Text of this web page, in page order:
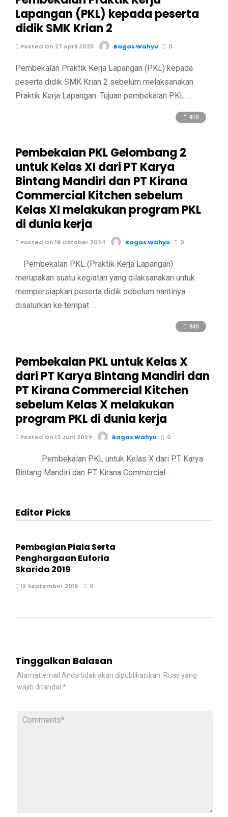
Lapangan (PKL) kepada peserta
didik SMK Krian 2
Posted On 27 April 2025 Bagas Wahyu 0
Pembekalan Praktik Kerja Lapangan (PKL) kepada
peserta didik SMK Krian 2 sebelum melaksanakan
Praktik Kerja Lapangan. Tujuan pembekalan PKL …
810
Pembekalan PKL Gelombang 2
untuk Kelas XI dari PT Karya
Bintang Mandiri dan PT Kirana
Commercial Kitchen sebelum
Kelas XI melakukan program PKL
di dunia kerja
Posted On 19 Oktober 2024 Bagas Wahyu 0
Pembekalan PKL (Praktik Kerja Lapangan)
merupakan suatu kegiatan yang dilaksanakan untuk
mempersiapkan peserta didik sebelum nantinya
disalurkan ke tempat …
840
Pembekalan PKL untuk Kelas X
dari PT Karya Bintang Mandiri dan
PT Kirana Commercial Kitchen
sebelum Kelas X melakukan
program PKL di dunia kerja
Posted On 13 Juni 2024 Bagas Wahyu 0
Pembekalan PKL untuk Kelas X dari PT Karya
Bintang Mandiri dan PT Kirana Commercial …
Editor Picks
Pembagian Piala Serta
Penghargaan Euforia
Skarida 2019
12 September 2019 0
Tinggalkan Balasan
Alamat email Anda tidak akan dipublikasikan. Ruas yang
wajib ditandai *